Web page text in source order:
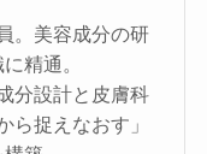
。美容成分の研
精通。
分設計と皮膚科
ら捉えなおす」